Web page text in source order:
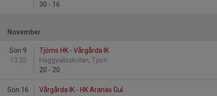
30 - 16
November
Sön 9
13:25
Tjörns HK - Vårgårda IK
Häggvallsskolan, Tjörn
20 - 20
Sön 16
Vårgårda IK - HK Aranäs Gul